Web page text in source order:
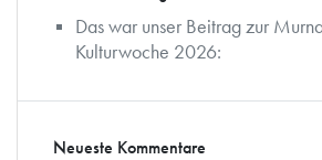
Das war unser Beitrag zur
Kulturwoche 2026:
Neueste Kommentare